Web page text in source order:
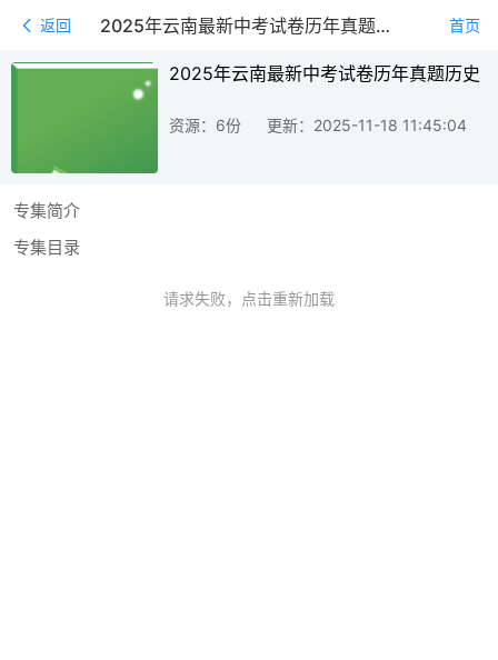
返回 2025年云南最新中考试卷历年真题历史 首页
2025年云南最新中考试卷历年真题历史
资源：6份 更新：2025-11-18 11:45:04
专集简介
专集目录
请求失败，点击重新加载